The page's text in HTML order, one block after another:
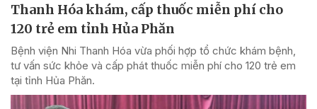
Thanh Hóa khám, cấp thuốc miễn phí cho
120 trẻ em tỉnh Hủa Phăn
Bệnh viện Nhi Thanh Hóa vừa phối hợp tổ chức khám bệnh,
tư vấn sức khỏe và cấp phát thuốc miễn phí cho 120 trẻ em
tại tỉnh Hủa Phăn.